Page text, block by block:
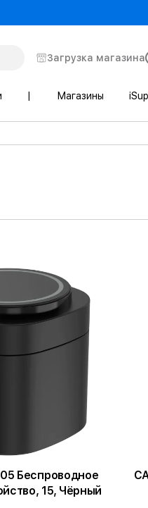
Air всего от 413 900 AMD
Загрузка магазина
Магазины
Беспроводное
15, Чёрный